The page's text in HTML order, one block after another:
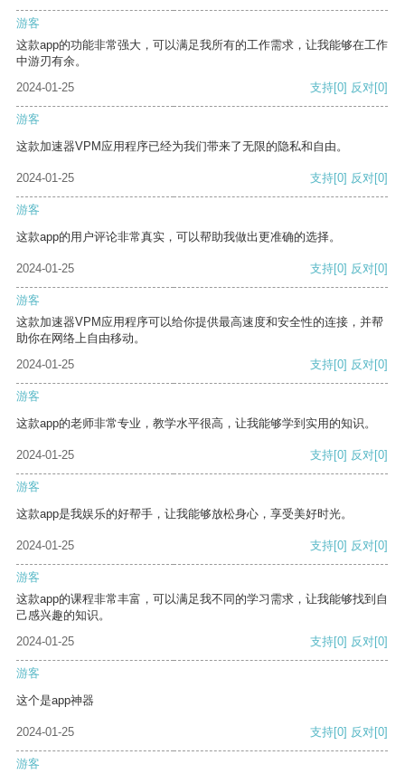
游客
这款app的功能非常强大，可以满足我所有的工作需求，让我能够在工作
中游刃有余。
2024-01-25
支持[0] 反对[0]
游客
这款加速器VPM应用程序已经为我们带来了无限的隐私和自由。
2024-01-25 支持[0] 反对[0]
游客
这款app的用户评论非常真实，可以帮助我做出更准确的选择。
2024-01-25 支持[0] 反对[0]
游客
这款加速器VPM应用程序可以给你提供最高速度和安全性的连接，并帮
助你在网络上自由移动。
2024-01-25
支持[0] 反对[0]
游客
这款app的老师非常专业，教学水平很高，让我能够学到实用的知识。
2024-01-25 支持[0] 反对[0]
游客
这款app是我娱乐的好帮手，让我能够放松身心，享受美好时光。
2024-01-25 支持[0] 反对[0]
游客
这款app的课程非常丰富，可以满足我不同的学习需求，让我能够找到自
己感兴趣的知识。
2024-01-25
支持[0] 反对[0]
游客
这个是app神器
2024-01-25 支持[0] 反对[0]
游客